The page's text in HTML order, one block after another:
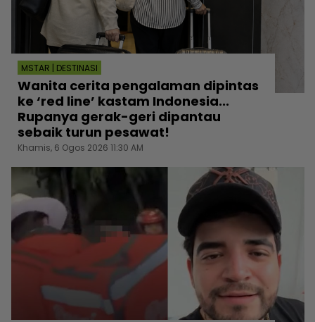
MSTAR | DESTINASI
Wanita cerita pengalaman dipintas
ke ‘red line’ kastam Indonesia...
Rupanya gerak-geri dipantau
sebaik turun pesawat!
Khamis, 6 Ogos 2026 11:30 AM